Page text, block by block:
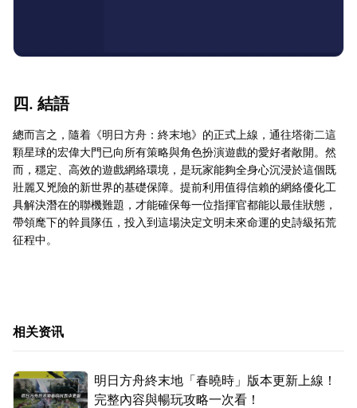
四. 結語
總而言之，隨着《明日方舟：終末地》的正式上線，通往塔衛二這
顆星球的宏偉大門已向所有策略與角色扮演遊戲的愛好者敞開。然
而，穩定、高效的遊戲網絡環境，是玩家能夠全身心沉浸於這個既
壯麗又兇險的新世界的基礎保障。提前利用值得信賴的網絡優化工
具解決潛在的聯機難題，才能確保每一位指揮官都能以最佳狀態，
帶領麾下的幹員隊伍，投入到這場決定文明未來命運的史詩級拓荒
征程中。
相关资讯
明日方舟終末地「春曉時」版本更新上線！
完整內容與暢玩攻略一次看！